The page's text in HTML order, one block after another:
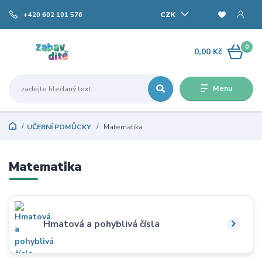
Menu
CZK
+420 602 101 576
0
0,00 Kč
UČEBNÍ POMŮCKY Matematika
Matematika
Hmatová a pohyblivá čísla